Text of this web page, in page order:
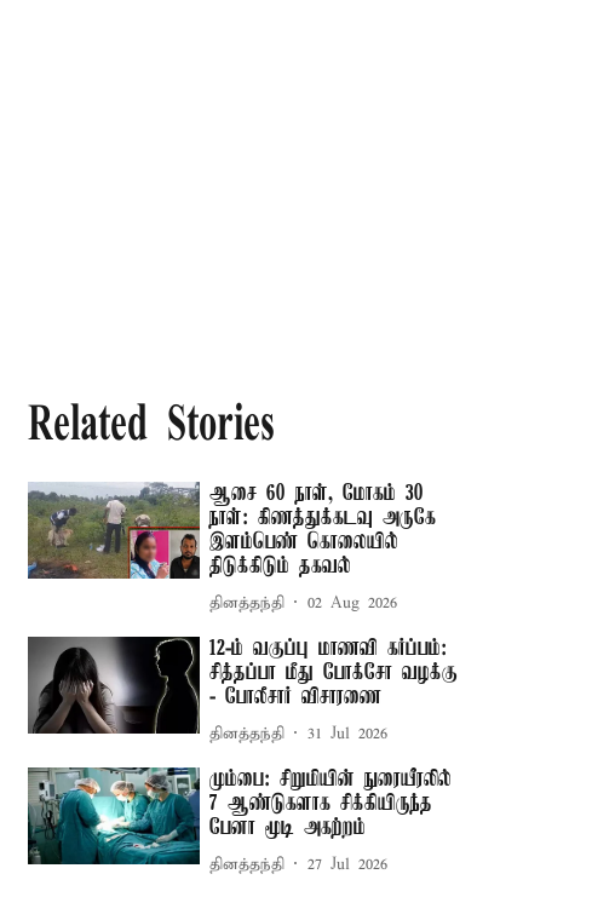
Related Stories
ஆசை 60 நாள், மோகம் 30
நாள்: கிணத்துக்கடவு அருகே
இளம்பெண் கொலையில்
திடுக்கிடும் தகவல்
தினத்தந்தி 02 Aug 2026
12-ம் வகுப்பு மாணவி கர்ப்பம்:
சித்தப்பா மீது போக்சோ வழக்கு
- போலீசார் விசாரணை
தினத்தந்தி 31 Jul 2026
மும்பை: சிறுமியின் நுரையீரலில்
7 ஆண்டுகளாக சிக்கியிருந்த
பேனா மூடி அகற்றம்
தினத்தந்தி 27 Jul 2026